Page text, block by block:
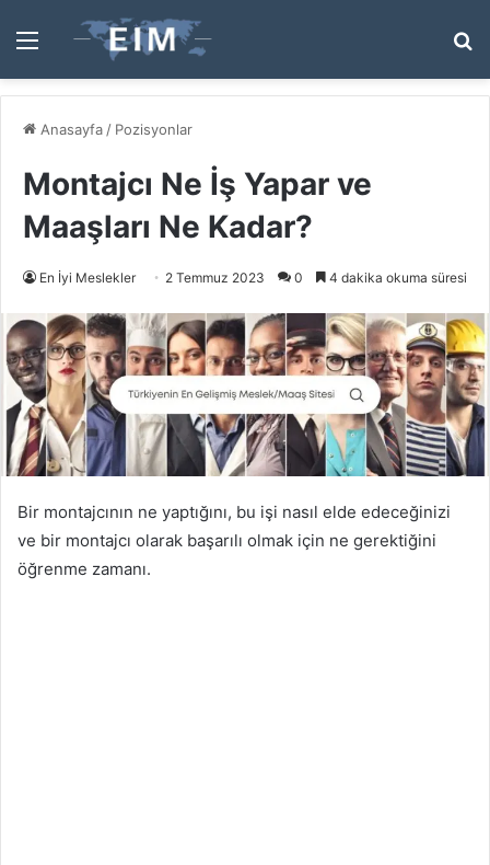
Menü
...
Anasayfa / Pozisyonlar
Montajcı Ne İş Yapar ve
Maaşları Ne Kadar?
En İyi Meslekler 2 Temmuz 2023 0 4 dakika okuma süresi
Bir montajcının ne yaptığını, bu işi nasıl elde edeceğinizi
ve bir montajcı olarak başarılı olmak için ne gerektiğini
öğrenme zamanı.